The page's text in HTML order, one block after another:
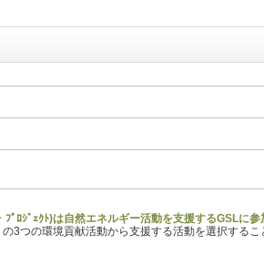
ﾟﾛｼﾞｪｸﾄ)は自然エネルギー活動を支援するGSLに参
3つの環境貢献活動から支援する活動を選択するこ